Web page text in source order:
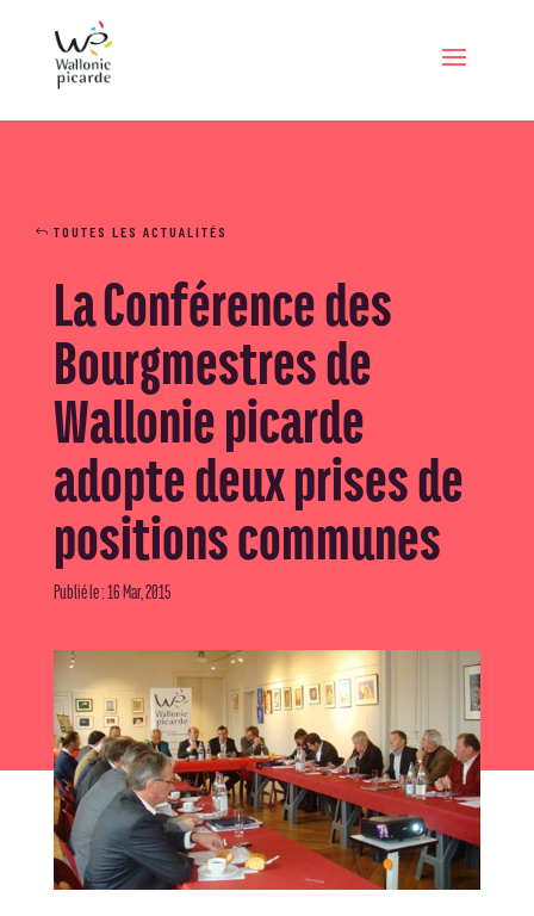
TOUTES LES ACTUALITÉS
La Conférence des
Bourgmestres de
Wallonie picarde
adopte deux prises de
positions communes
Publié le : 16 Mar, 2015